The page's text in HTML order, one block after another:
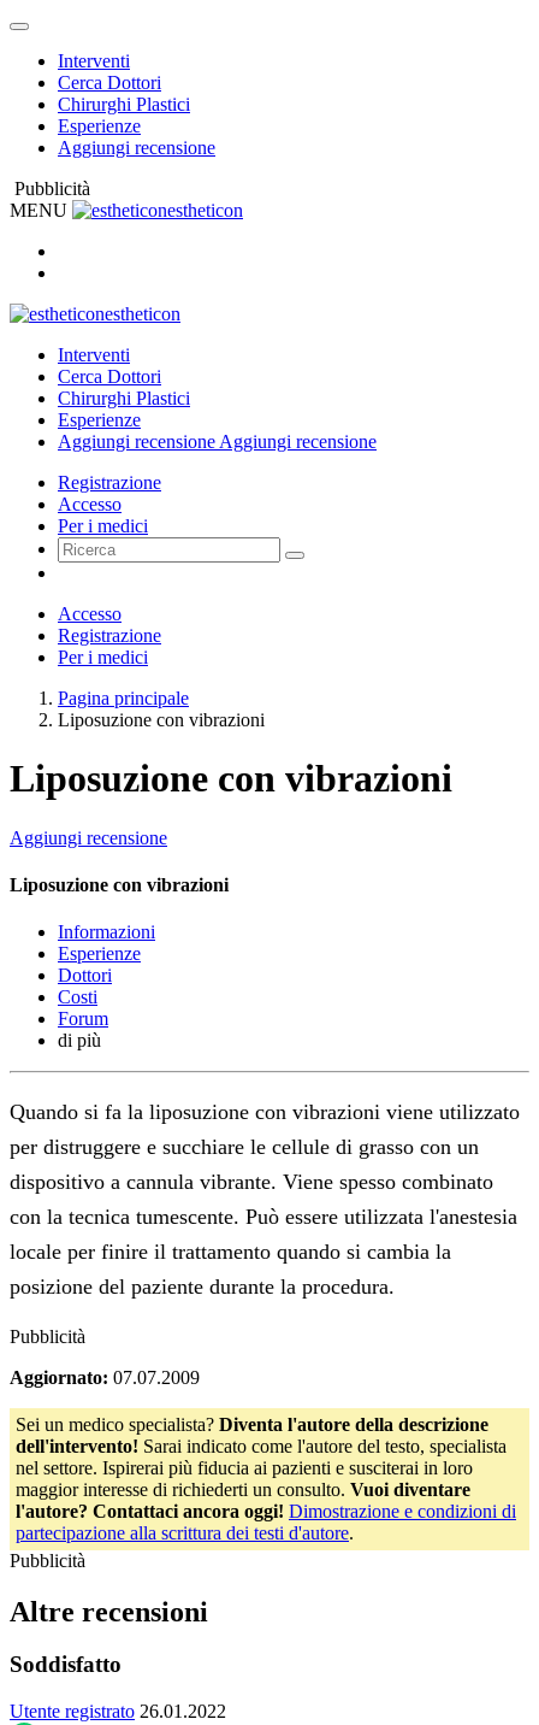
Interventi
Cerca Dottori
Chirurghi Plastici
Esperienze
Aggiungi recensione
Pubblicità
MENU
estheticon
estheticon
Interventi
Cerca Dottori
Chirurghi Plastici
Esperienze
Aggiungi recensione Aggiungi recensione
Registrazione
Accesso
Per i medici
Accesso
Registrazione
Per i medici
Pagina principale
Liposuzione con vibrazioni
Liposuzione con vibrazioni
Aggiungi recensione
Liposuzione con vibrazioni
Informazioni
Esperienze
Dottori
Costi
Forum
di più
Quando si fa la liposuzione con vibrazioni viene utilizzato
per distruggere e succhiare le cellule di grasso con un
dispositivo a cannula vibrante. Viene spesso combinato
con la tecnica tumescente. Può essere utilizzata l'anestesia
locale per finire il trattamento quando si cambia la
posizione del paziente durante la procedura.
Pubblicità
Aggiornato: 07.07.2009
Sei un medico specialista? Diventa l'autore della descrizione
dell'intervento! Sarai indicato come l'autore del testo, specialista
nel settore. Ispirerai più fiducia ai pazienti e susciterai in loro
maggior interesse di richiederti un consulto. Vuoi diventare
l'autore? Contattaci ancora oggi! Dimostrazione e condizioni di
partecipazione alla scrittura dei testi d'autore.
Pubblicità
Altre recensioni
Soddisfatto
Utente registrato 26.01.2022